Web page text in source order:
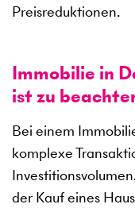
Preisreduktionen.
Immobilie in
ist zu
Bei einem
komplexe
der Kauf eines